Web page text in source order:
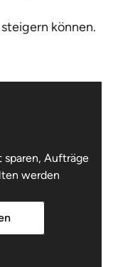
können.
Aufträge
werden